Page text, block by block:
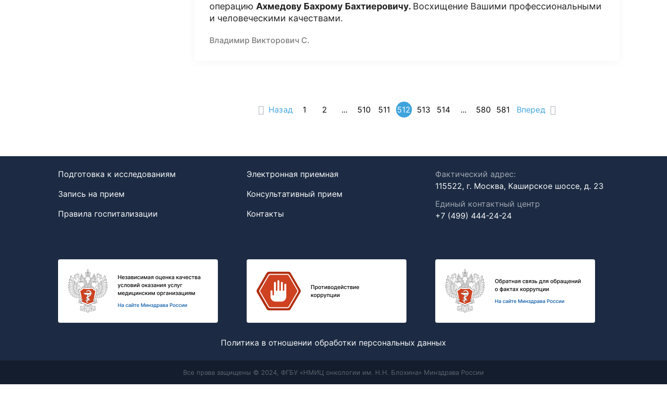
операцию Ахмедову Бахрому Бахтиеровичу. Восхищение Вашими профессиональными
и человеческими качествами.
Владимир Викторович С.
Назад 1 2 ... 510 511 512 513 514 ... 580 581 Вперед
Подготовка к исследованиям
Запись на прием
Правила госпитализации
Электронная приемная
Консультативный прием
Контакты
Фактический адрес:
115522, г. Москва, Каширское шоссе, д. 23
Единый контактный центр
+7 (499) 444-24-24
Политика в отношении обработки персональных данных
Все права защищены © 2024, ФГБУ «НМИЦ онкологии им. Н.Н. Блохина» Минздрава России